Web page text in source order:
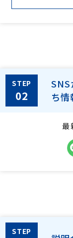
STEP
02
ち
最
STEP